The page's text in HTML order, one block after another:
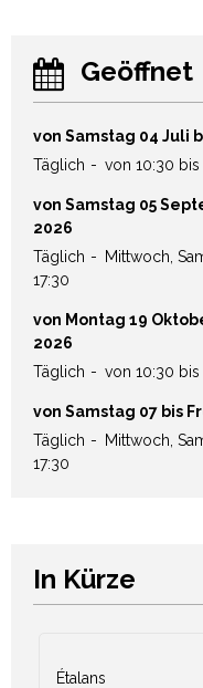
Geöffnet
von Samstag 04 Juli
Täglich
von 10:30 bis
von Samstag 05
2026
Täglich
Mittwoch,
17:30
von Montag 19
2026
Täglich
von 10:30 bis
von Samstag 07 bis
Täglich
Mittwoch,
17:30
In Kürze
Étalans